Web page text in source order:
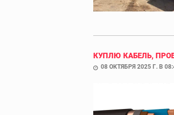
КУПЛЮ КАБЕЛЬ,
08 ОКТЯБРЯ 2025 Г. В